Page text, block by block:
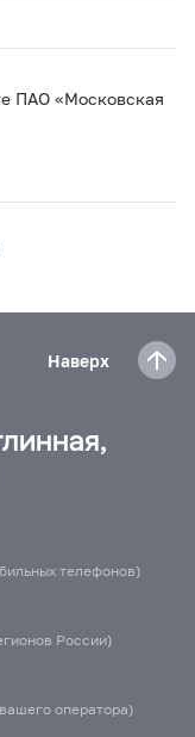
ПАО «Московская
Наверх
телефонов)
России)
оператора)